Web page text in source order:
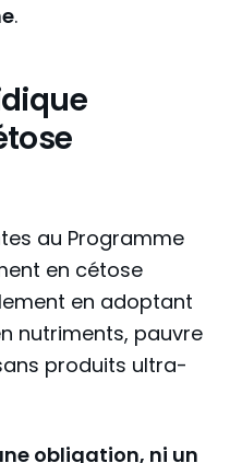
.
au Programme
en cétose
en adoptant
nutriments, pauvre
produits ultra-
obligation, ni un
de Santé
de fraîcheur